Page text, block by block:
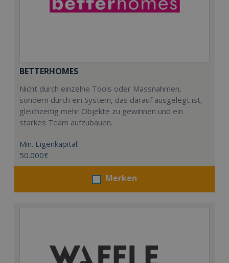
BETTERHOMES
Nicht durch einzelne Tools oder Massnahmen,
sondern durch ein System, das darauf ausgelegt ist,
gleichzeitig mehr Objekte zu gewinnen und ein
starkes Team aufzubauen.
Min. Eigenkapital:
50.000€
Merken